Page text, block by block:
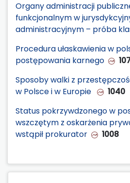
Organy administracji
funkcjonalnym w
administracyjnym – próba
Procedura ułaskawienia w
postępowania karnego
Sposoby walki z
w Polsce i w Europie
1040
Status pokrzywdzonego w
wszczętym z oskarżenia
wstąpił prokurator
1008